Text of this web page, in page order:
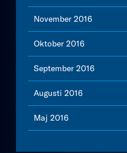
November 2016
Oktober 2016
September 2016
Augusti 2016
Maj 2016